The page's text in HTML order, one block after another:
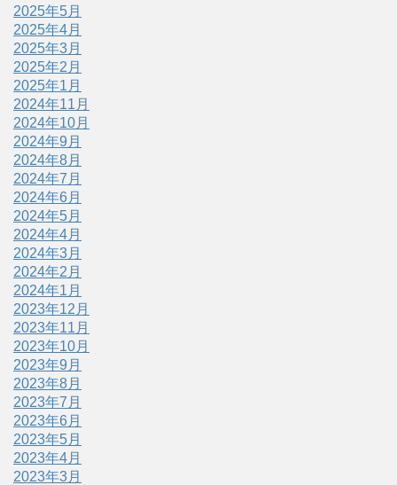
2025年5月
2025年4月
2025年3月
2025年2月
2025年1月
2024年11月
2024年10月
2024年9月
2024年8月
2024年7月
2024年6月
2024年5月
2024年4月
2024年3月
2024年2月
2024年1月
2023年12月
2023年11月
2023年10月
2023年9月
2023年8月
2023年7月
2023年6月
2023年5月
2023年4月
2023年3月